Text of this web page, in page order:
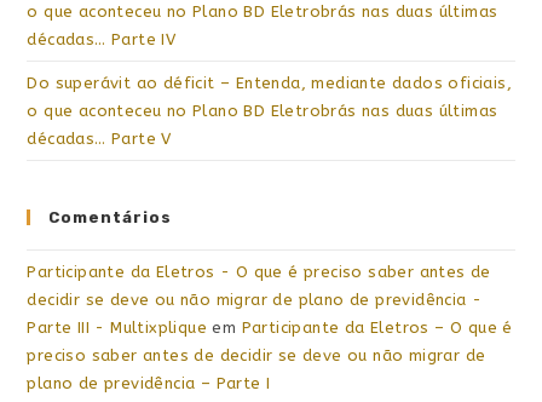
o que aconteceu no Plano BD Eletrobrás nas duas últimas
décadas… Parte IV
Do superávit ao déficit – Entenda, mediante dados oficiais,
o que aconteceu no Plano BD Eletrobrás nas duas últimas
décadas… Parte V
Comentários
Participante da Eletros - O que é preciso saber antes de
decidir se deve ou não migrar de plano de previdência -
Parte III - Multixplique em Participante da Eletros – O que é
preciso saber antes de decidir se deve ou não migrar de
plano de previdência – Parte I